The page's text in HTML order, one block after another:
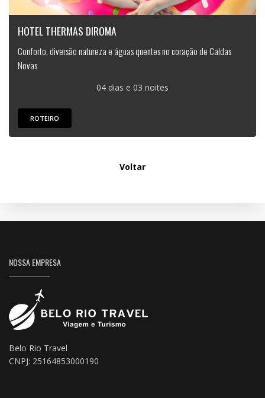
HOTEL THERMAS DIROMA
Conforto, diversão natureza e águas quentes no coração de Caldas
Novas
04 dias e 03 noites
ROTEIRO
Voltar
NOSSA EMPRESA
Belo Rio Travel
CNPJ: 25164853000190